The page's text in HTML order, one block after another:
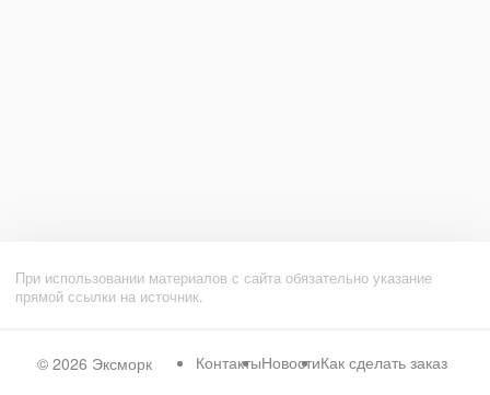
При использовании материалов с сайта обязательно указание
прямой ссылки на источник.
© 2026 Эксморк КонтактыНовостиКак сделать заказ